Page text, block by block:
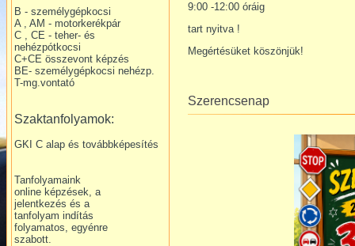
B - személygépkocsi
A , AM - motorkerékpár
C , CE - teher- és
nehézpótkocsi
C+CE összevont képzés
BE- személygépkocsi nehézp.
T-mg.vontató
Szaktanfolyamok:
GKI C alap és továbbképesítés
Tanfolyamaink
online képzések, a
jelentkezés és a
tanfolyam indítás
folyamatos, egyénre
szabott.
9:00 -12:00 óráig
tart nyitva !
Megértésüket köszönjük!
Szerencsenap